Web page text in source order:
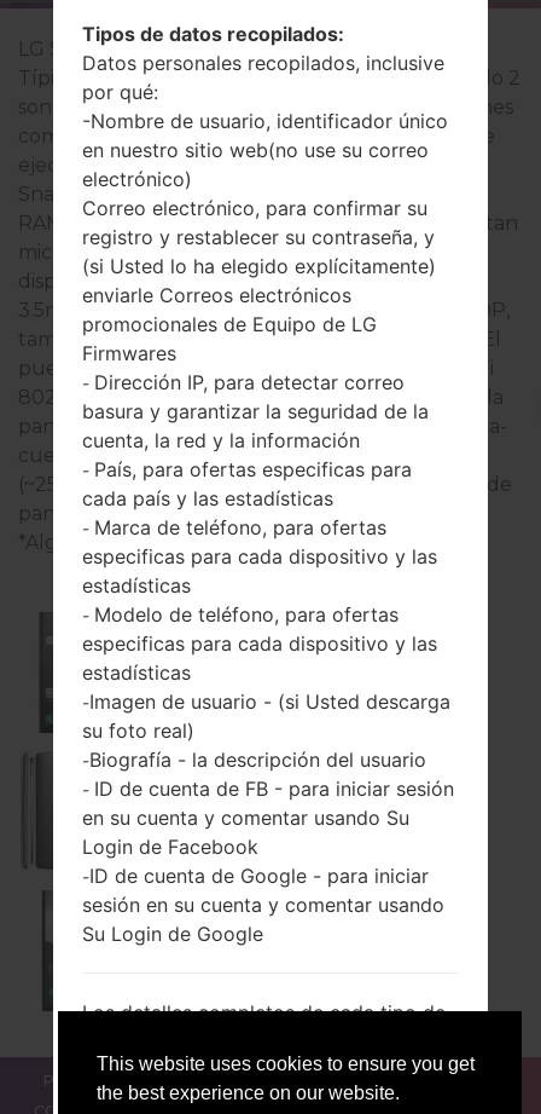
This website uses cookies to ensure you get
the best experience on our website.
LG Stylo 2
Típicamente, los dispositivos de la serie de LG Stylo 2
son similares en apariencia y tienen especificaciones
comunes. Los modelos de la serie de LG Stylo 2 se
ejecuta en un Quad-core 1.2 GHz, Qualcomm
Snapdragon 410 MSM8916 que tiene on 2GB de
RAM. Tienen 16GB de la memoria interna y soportan
microSD, hasta 128 GB (ranura dedicada). Los
dispositivos de la serie de LG Stylo 2 tienen un
3.5mm jack y soportan Bluetooth versión 4.1, A2DP,
también tienen la tecnología de GPS de A-GPS. El
puerto USB soporta microUSB 2.0, así como Wi-Fi
802.11 a/b/g/n, WiFi Direct, hotspot. Esta serie usa la
pantalla de 5.7 pulgadas (~72.7% relación pantalla-
cuerpo) con la resolución de 720 x 1280 píxeles
(~258 densidad de píxeles por pulgada) y el tipo de
pantalla IPS LCD pantalla tactil capacitiva.
*Algunos datos pueden diferir.
K540
K540P
LS775
PARA LOS BLOGGERS
COMPARAR
CONTACTOS
Tipos de datos recopilados:
Datos personales recopilados, inclusive
por qué:
-Nombre de usuario, identificador único
en nuestro sitio web(no use su correo
electrónico)
Correo electrónico, para confirmar su
registro y restablecer su contraseña, y
(si Usted lo ha elegido explícitamente)
enviarle Correos electrónicos
promocionales de Equipo de LG
Firmwares
- Dirección IP, para detectar correo
basura y garantizar la seguridad de la
cuenta, la red y la información
- País, para ofertas especificas para
cada país y las estadísticas
- Marca de teléfono, para ofertas
especificas para cada dispositivo y las
estadísticas
- Modelo de teléfono, para ofertas
especificas para cada dispositivo y las
estadísticas
-Imagen de usuario - (si Usted descarga
su foto real)
-Biografía - la descripción del usuario
- ID de cuenta de FB - para iniciar sesión
en su cuenta y comentar usando Su
Login de Facebook
-ID de cuenta de Google - para iniciar
sesión en su cuenta y comentar usando
Su Login de Google
Los detalles completos de cada tipo de
proporcionados en las secciones
específicas de esta política de